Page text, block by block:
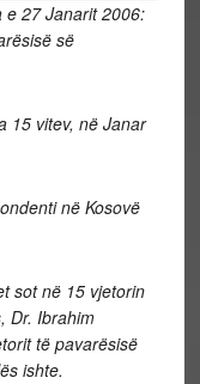
e 27 Janarit 2006:
së
15 vitev, në Janar
në Kosovë
sot në 15 vjetorin
Dr. Ibrahim
të pavarësisë
ishte.